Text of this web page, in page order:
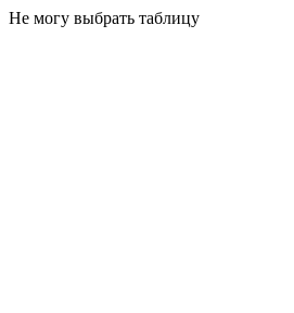
Не могу выбрать таблицу